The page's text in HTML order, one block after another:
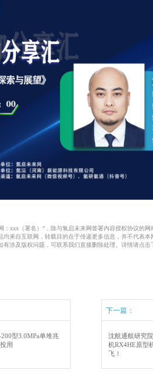
：xxx（署名）”，除与氢启未来网签署内容授权协议的
均来自互联网，转载目的在于传递更多信息，并不代表
涉及版权问题，可联系我们直接删除处理。详情请点击
型3.0MPa单堆兆
用
下一篇：
沈航通航研究
机RX4HE原型
飞！